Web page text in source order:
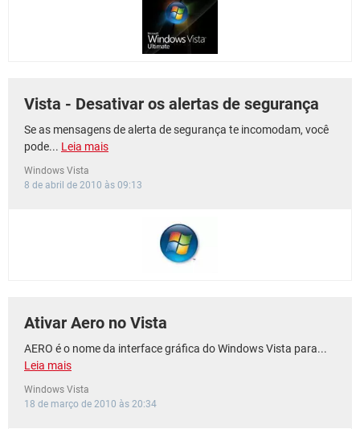
Vista - Desativar os alertas de segurança
Se as mensagens de alerta de segurança te incomodam, você
pode... Leia mais
Windows Vista
8 de abril de 2010 às 09:13
Ativar Aero no Vista
AERO é o nome da interface gráfica do Windows Vista para...
Leia mais
Windows Vista
18 de março de 2010 às 20:34